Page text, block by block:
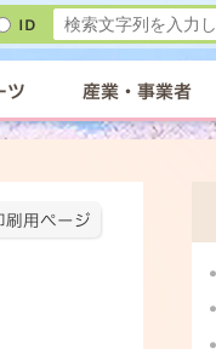
ID
ツ 産業・事業者
刷用ページ